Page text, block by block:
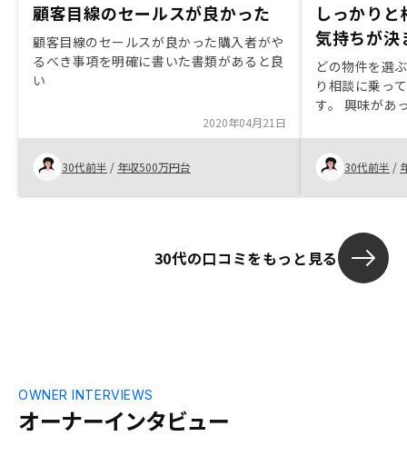
顧客目線のセールスが良かった
顧客目線のセールスが良かった購入者がや
るべき事項を明確に書いた書類があると良
い
2020年04月21日
30代前半 / 年収500万円台
しっかり
気持ちが決
どの物件を選
り相談に乗っ
す。 興味があ
持ちが決まり
30代前半 /
30代の口コミをもっと見る
オーナーインタビュー
OWNER INTERVIEWS